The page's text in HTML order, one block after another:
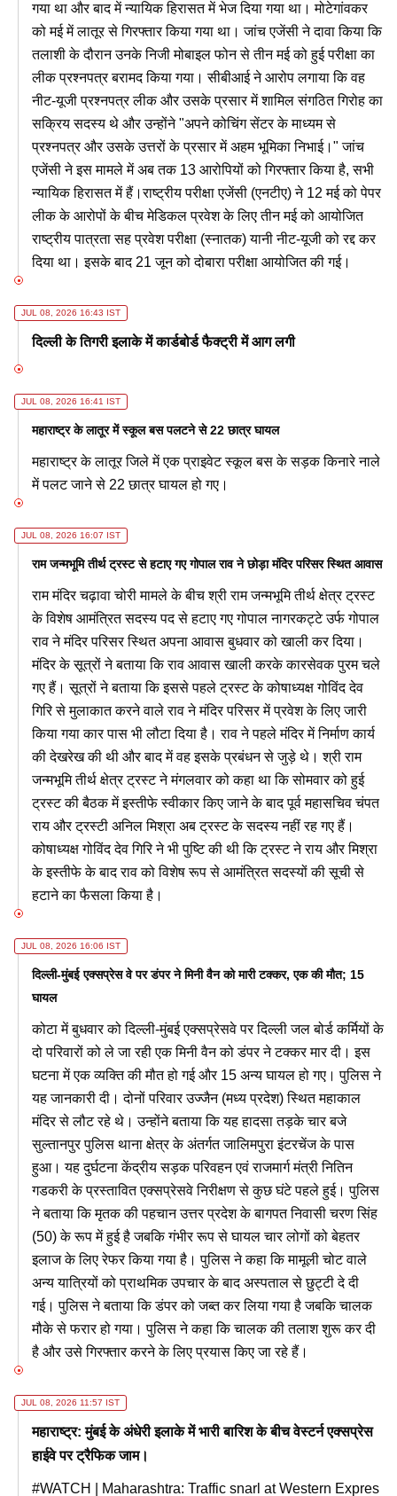
गया था और बाद में न्यायिक हिरासत में भेज दिया गया था। मोटेगांवकर
को मई में लातूर से गिरफ्तार किया गया था। जांच एजेंसी ने दावा किया कि
तलाशी के दौरान उनके निजी मोबाइल फोन से तीन मई को हुई परीक्षा का
लीक प्रश्नपत्र बरामद किया गया। सीबीआई ने आरोप लगाया कि वह
नीट-यूजी प्रश्नपत्र लीक और उसके प्रसार में शामिल संगठित गिरोह का
सक्रिय सदस्य थे और उन्होंने "अपने कोचिंग सेंटर के माध्यम से
प्रश्नपत्र और उसके उत्तरों के प्रसार में अहम भूमिका निभाई।" जांच
एजेंसी ने इस मामले में अब तक 13 आरोपियों को गिरफ्तार किया है, सभी
न्यायिक हिरासत में हैं।राष्ट्रीय परीक्षा एजेंसी (एनटीए) ने 12 मई को पेपर
लीक के आरोपों के बीच मेडिकल प्रवेश के लिए तीन मई को आयोजित
राष्ट्रीय पात्रता सह प्रवेश परीक्षा (स्नातक) यानी नीट-यूजी को रद्द कर
दिया था। इसके बाद 21 जून को दोबारा परीक्षा आयोजित की गई।
JUL 08, 2026 16:43 IST
दिल्ली के तिगरी इलाके में कार्डबोर्ड फैक्ट्री में आग लगी
JUL 08, 2026 16:41 IST
महाराष्ट्र के लातूर में स्कूल बस पलटने से 22 छात्र घायल
महाराष्ट्र के लातूर जिले में एक प्राइवेट स्कूल बस के सड़क किनारे नाले
में पलट जाने से 22 छात्र घायल हो गए।
JUL 08, 2026 16:07 IST
राम जन्मभूमि तीर्थ ट्रस्ट से हटाए गए गोपाल राव ने छोड़ा मंदिर परिसर स्थित आवास
राम मंदिर चढ़ावा चोरी मामले के बीच श्री राम जन्मभूमि तीर्थ क्षेत्र ट्रस्ट
के विशेष आमंत्रित सदस्य पद से हटाए गए गोपाल नागरकट्टे उर्फ गोपाल
राव ने मंदिर परिसर स्थित अपना आवास बुधवार को खाली कर दिया।
मंदिर के सूत्रों ने बताया कि राव आवास खाली करके कारसेवक पुरम चले
गए हैं। सूत्रों ने बताया कि इससे पहले ट्रस्ट के कोषाध्यक्ष गोविंद देव
गिरि से मुलाकात करने वाले राव ने मंदिर परिसर में प्रवेश के लिए जारी
किया गया कार पास भी लौटा दिया है। राव ने पहले मंदिर में निर्माण कार्य
की देखरेख की थी और बाद में वह इसके प्रबंधन से जुड़े थे। श्री राम
जन्मभूमि तीर्थ क्षेत्र ट्रस्ट ने मंगलवार को कहा था कि सोमवार को हुई
ट्रस्ट की बैठक में इस्तीफे स्वीकार किए जाने के बाद पूर्व महासचिव चंपत
राय और ट्रस्टी अनिल मिश्रा अब ट्रस्ट के सदस्य नहीं रह गए हैं।
कोषाध्यक्ष गोविंद देव गिरि ने भी पुष्टि की थी कि ट्रस्ट ने राय और मिश्रा
के इस्तीफे के बाद राव को विशेष रूप से आमंत्रित सदस्यों की सूची से
हटाने का फैसला किया है।
JUL 08, 2026 16:06 IST
दिल्ली-मुंबई एक्सप्रेस वे पर डंपर ने मिनी वैन को मारी टक्कर, एक की मौत; 15
घायल
कोटा में बुधवार को दिल्ली-मुंबई एक्सप्रेसवे पर दिल्ली जल बोर्ड कर्मियों के
दो परिवारों को ले जा रही एक मिनी वैन को डंपर ने टक्कर मार दी। इस
घटना में एक व्यक्ति की मौत हो गई और 15 अन्य घायल हो गए। पुलिस ने
यह जानकारी दी। दोनों परिवार उज्जैन (मध्य प्रदेश) स्थित महाकाल
मंदिर से लौट रहे थे। उन्होंने बताया कि यह हादसा तड़के चार बजे
सुल्तानपुर पुलिस थाना क्षेत्र के अंतर्गत जालिमपुरा इंटरचेंज के पास
हुआ। यह दुर्घटना केंद्रीय सड़क परिवहन एवं राजमार्ग मंत्री नितिन
गडकरी के प्रस्तावित एक्सप्रेसवे निरीक्षण से कुछ घंटे पहले हुई। पुलिस
ने बताया कि मृतक की पहचान उत्तर प्रदेश के बागपत निवासी चरण सिंह
(50) के रूप में हुई है जबकि गंभीर रूप से घायल चार लोगों को बेहतर
इलाज के लिए रेफर किया गया है। पुलिस ने कहा कि मामूली चोट वाले
अन्य यात्रियों को प्राथमिक उपचार के बाद अस्पताल से छुट्टी दे दी
गई। पुलिस ने बताया कि डंपर को जब्त कर लिया गया है जबकि चालक
मौके से फरार हो गया। पुलिस ने कहा कि चालक की तलाश शुरू कर दी
है और उसे गिरफ्तार करने के लिए प्रयास किए जा रहे हैं।
JUL 08, 2026 11:57 IST
महाराष्ट्र: मुंबई के अंधेरी इलाके में भारी बारिश के बीच वेस्टर्न एक्सप्रेस
हाईवे पर ट्रैफिक जाम।
#WATCH | Maharashtra: Traffic snarl at Western Expres